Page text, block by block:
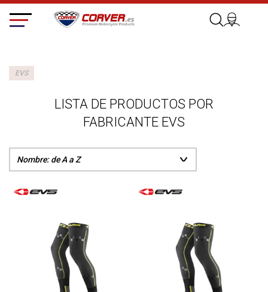
EVS
LISTA DE PRODUCTOS POR
FABRICANTE EVS